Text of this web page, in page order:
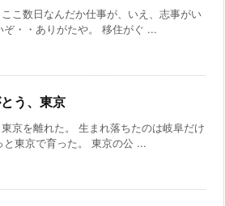
ここ数日なんだか仕事が、いえ、志事がい
ぞ・・ありがたや。 移住がぐ ...
う、東京
京を離れた。 生まれ落ちたのは岐阜だけ
と東京で育った。 東京の公 ...